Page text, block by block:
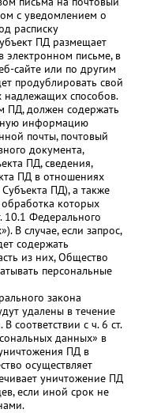
с уведомлением о
расписку
ПД размещает
электронном письме, в
сайте или по другим
продублировать свой
способов.
ПД, должен содержать
информацию
почты, почтовый
документа,
ПД, сведения,
ПД в отношениях
ПД), а также
которых
10.1 Федерального
В случае, если запрос,
содержать
из них, Общество
персональные
закона
удалены в течение
соответствии с ч. 6 ст.
данных» в
ПД в
осуществляет
уничтожение ПД
если иной срок не